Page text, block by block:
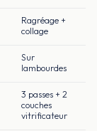
Ragréage +
collage
Sur
lambourdes
3 passes + 2
couches
vitrificateur